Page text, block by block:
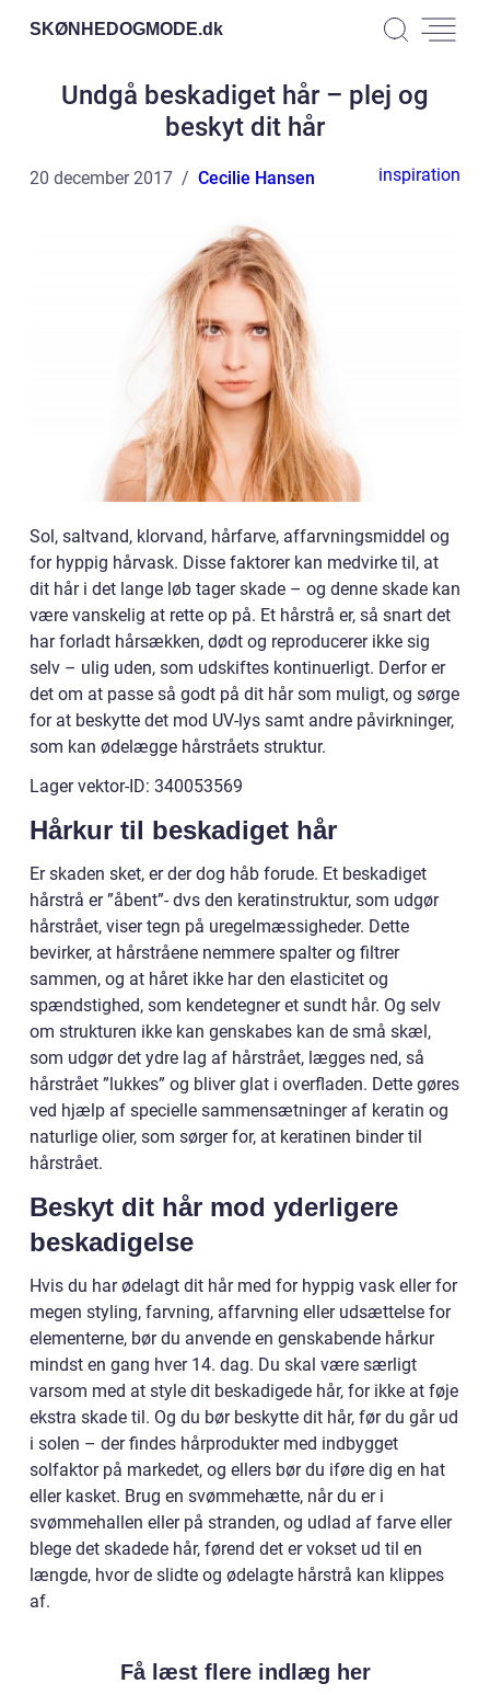
SKØNHEDOGMODE.dk
Undgå beskadiget hår – plej og
beskyt dit hår
20 december 2017 Cecilie Hansen inspiration
Sol, saltvand, klorvand, hårfarve, affarvningsmiddel og
for hyppig hårvask. Disse faktorer kan medvirke til, at
dit hår i det lange løb tager skade – og denne skade kan
være vanskelig at rette op på. Et hårstrå er, så snart det
har forladt hårsækken, dødt og reproducerer ikke sig
selv – ulig uden, som udskiftes kontinuerligt. Derfor er
det om at passe så godt på dit hår som muligt, og sørge
for at beskytte det mod UV-lys samt andre påvirkninger,
som kan ødelægge hårstråets struktur.
Lager vektor-ID: 340053569
Hårkur til beskadiget hår
Er skaden sket, er der dog håb forude. Et beskadiget
hårstrå er ”åbent”- dvs den keratinstruktur, som udgør
hårstrået, viser tegn på uregelmæssigheder. Dette
bevirker, at hårstråene nemmere spalter og filtrer
sammen, og at håret ikke har den elasticitet og
spændstighed, som kendetegner et sundt hår. Og selv
om strukturen ikke kan genskabes kan de små skæl,
som udgør det ydre lag af hårstrået, lægges ned, så
hårstrået ”lukkes” og bliver glat i overfladen. Dette gøres
ved hjælp af specielle sammensætninger af keratin og
naturlige olier, som sørger for, at keratinen binder til
hårstrået.
Beskyt dit hår mod yderligere
beskadigelse
Hvis du har ødelagt dit hår med for hyppig vask eller for
megen styling, farvning, affarvning eller udsættelse for
elementerne, bør du anvende en genskabende hårkur
mindst en gang hver 14. dag. Du skal være særligt
varsom med at style dit beskadigede hår, for ikke at føje
ekstra skade til. Og du bør beskytte dit hår, før du går ud
i solen – der findes hårprodukter med indbygget
solfaktor på markedet, og ellers bør du iføre dig en hat
eller kasket. Brug en svømmehætte, når du er i
svømmehallen eller på stranden, og udlad af farve eller
blege det skadede hår, førend det er vokset ud til en
længde, hvor de slidte og ødelagte hårstrå kan klippes
af.
Få læst flere indlæg her